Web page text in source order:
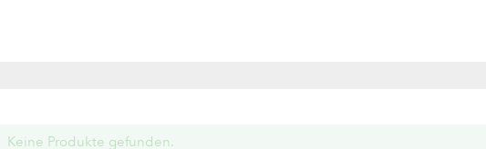
Keine Produkte gefunden.